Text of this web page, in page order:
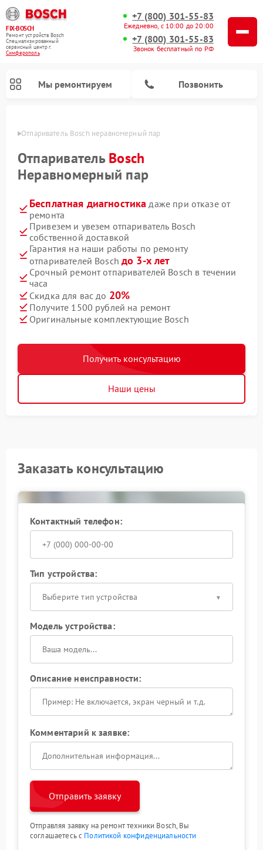
FIX-BOSCH
Ремонт устройств Bosch
Специализированный
cервисный центр г.
Симферополь
+7 (800) 301-55-83
Ежедневно, с 10:00 до 20:00
+7 (800) 301-55-83
Звонок бесплатный по РФ
Мы ремонтируем Позвонить
Отпариватель Bosch неравномерный пар
ОтпаривательBosch
Неравномерный пар
Бесплатная диагностика даже при отказе от
ремонта
Привезем и увезем отпариватель Bosch
собственной доставкой
Гарантия на наши работы по ремонту
отпаривателей Boschдо 3-х лет
Срочный ремонт отпаривателей Bosch в течении
часа
Скидка для вас до 20%
Получите 1500 рублей на ремонт
Оригинальные комплектующие Bosch
Получить консультацию
Наши цены
Заказать консультацию
Контактный телефон:
Тип устройства:
Выберите тип устройства
Модель устройства:
Описание неисправности:
Комментарий к заявке:
Отправить заявку
Отправляя заявку на ремонт техники Bosch, Вы
соглашаетесь с Политикой конфиденциальности